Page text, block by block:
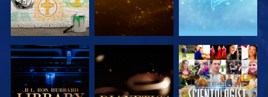
ΕΞΕΡΕΥΝΗΣΤΕ
ΤΗ ΣΕΙΡΑ
ΕΞΕΡΕΥΝΗΣΤΕ
ΤΗ ΣΕΙΡΑ
ΠΑΡΑΚΟΛΟΥΘΗΣΤΕ